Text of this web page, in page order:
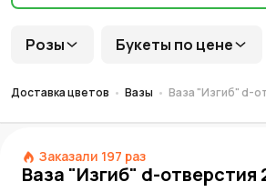
Розы Букеты по цене
Доставка цветов Вазы Ваза "Изгиб" d-
Заказали 197 раз
Ваза "Изгиб" d-отверстия